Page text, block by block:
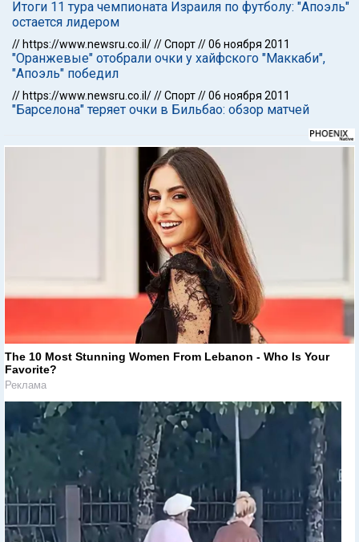
Итоги 11 тура чемпионата Израиля по футболу: "Апоэль"
остается лидером
// https://www.newsru.co.il///Спорт//06 ноября 2011
"Оранжевые" отобрали очки у хайфского "Маккаби",
"Апоэль" победил
// https://www.newsru.co.il///Спорт//06 ноября 2011
"Барселона" теряет очки в Бильбао: обзор матчей
The 10 Most Stunning Women From Lebanon - Who Is Your
Favorite?
Реклама